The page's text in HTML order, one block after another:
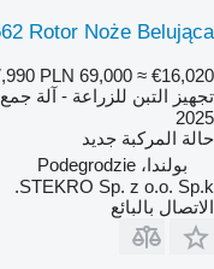
Rotor Noże Belująca
PLN 69,000 ≈ €16,020
تجهيز التبن للزراعة - آلة
2025
حالة المركبة جديد
بولندا، Podegrodzie
STEKRO Sp. z o.o. Sp.k.
الاتصال بالبائع